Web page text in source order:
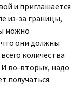
и приглашается
из-за границы,
можно
они должны
количества
И во-вторых, надо
получаться.